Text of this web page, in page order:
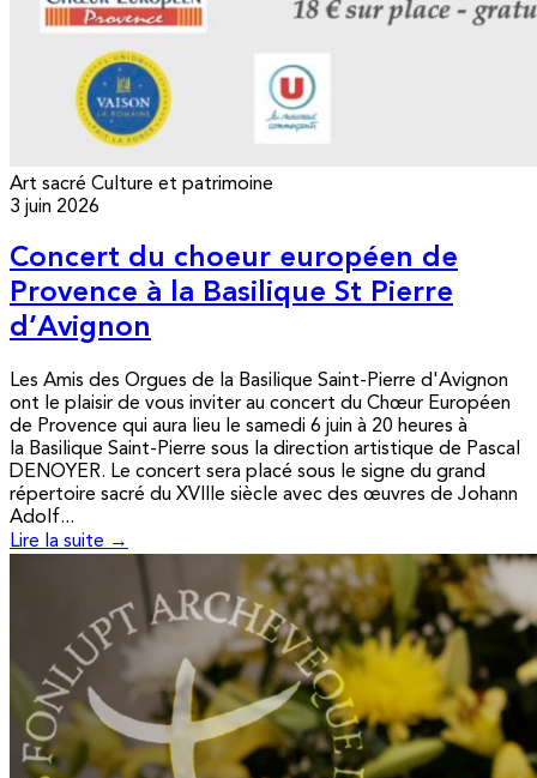
Art sacré Culture et patrimoine
3 juin 2026
Concert du choeur européen de
Provence à la Basilique St Pierre
d’Avignon
Les Amis des Orgues de la Basilique Saint-Pierre d'Avignon
ont le plaisir de vous inviter au concert du Chœur Européen
de Provence qui aura lieu le samedi 6 juin à 20 heures à
la Basilique Saint-Pierre sous la direction artistique de Pascal
DENOYER. Le concert sera placé sous le signe du grand
répertoire sacré du XVIIIe siècle avec des œuvres de Johann
Adolf...
Lire la suite →